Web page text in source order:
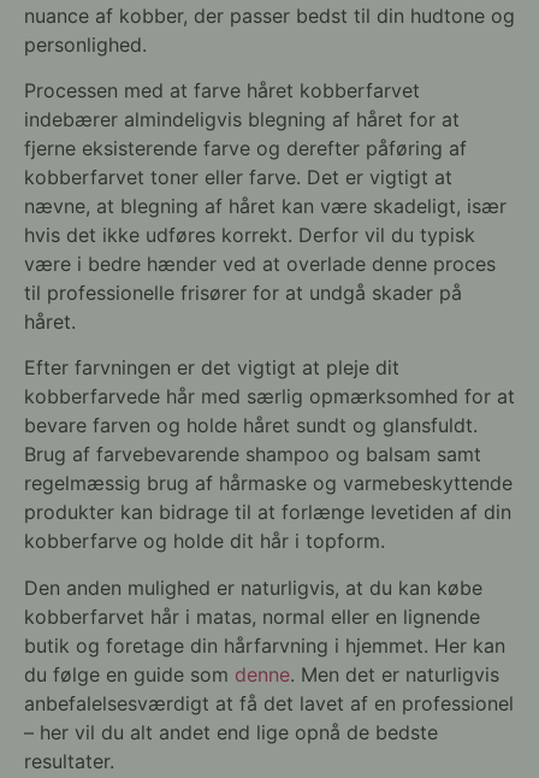
nuance af kobber, der passer bedst til din hudtone og
personlighed.
Processen med at farve håret kobberfarvet
indebærer almindeligvis blegning af håret for at
fjerne eksisterende farve og derefter påføring af
kobberfarvet toner eller farve. Det er vigtigt at
nævne, at blegning af håret kan være skadeligt, især
hvis det ikke udføres korrekt. Derfor vil du typisk
være i bedre hænder ved at overlade denne proces
til professionelle frisører for at undgå skader på
håret.
Efter farvningen er det vigtigt at pleje dit
kobberfarvede hår med særlig opmærksomhed for at
bevare farven og holde håret sundt og glansfuldt.
Brug af farvebevarende shampoo og balsam samt
regelmæssig brug af hårmaske og varmebeskyttende
produkter kan bidrage til at forlænge levetiden af din
kobberfarve og holde dit hår i topform.
Den anden mulighed er naturligvis, at du kan købe
kobberfarvet hår i matas, normal eller en lignende
butik og foretage din hårfarvning i hjemmet. Her kan
du følge en guide som denne. Men det er naturligvis
anbefalelsesværdigt at få det lavet af en professionel
– her vil du alt andet end lige opnå de bedste
resultater.